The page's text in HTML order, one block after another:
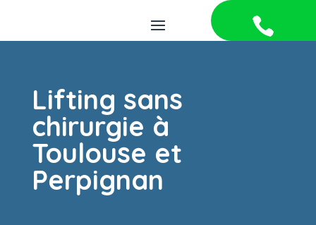
Lifting sans
chirurgie à
Toulouse et
Perpignan